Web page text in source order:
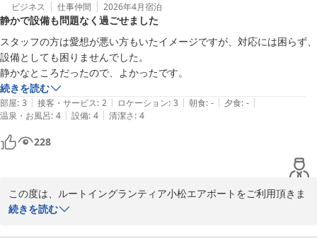
温泉や朝食をご満足いただけたご様子で、大変嬉しく思います。
お子様にもたくさん召し上がりいただき、暖かいお言葉がスタッフ
にとっても大きな励みになっております。
スタッフ一同、引き続きサービスの向上を努めて参ります。
またのご利用をお待ちしております。
フロント　陳
小松天然温泉ルートイングランティア小松エアポート
ビジネス 仕事仲間 2026年4月宿泊
静かで設備も問題なく過ごせました
スタッフの方は愛想が悪い方もいたイメージですが、対応には困らず、
設備としても困りませんでした。
静かなところだったので、よかったです。
続きを読む
部屋: 3 | 接客・サービス: 2 | ロケーション: 3 | 朝食: - | 夕食: - |
温泉・お風呂: 4 | 設備: 4 | 清潔さ: 4
228
この度は、ルートイングランティア小松エアポートをご利用頂きま
して、誠にありがとうございます。
一部スタッフの接客態度お客様にご不快な思いをさせてしまい、深
続きを読む